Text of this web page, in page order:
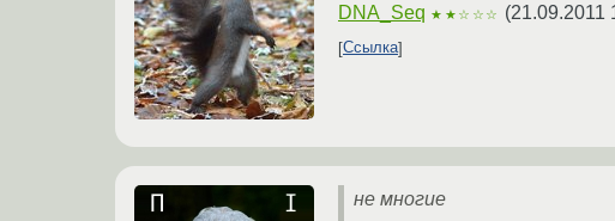
DNA_Seq ★★☆☆☆ (21.09.2011
Ссылка
не многие